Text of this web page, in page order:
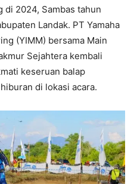
di 2024, Sambas tahun
Landak. PT Yamaha
(YIMM) bersama Main
Sejahtera kembali
keseruan balap
di lokasi acara.